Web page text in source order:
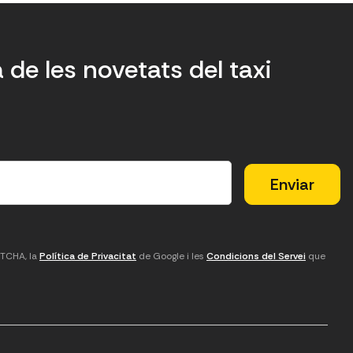
de les novetats del taxi
laPolítica de Privacitat de Google i les Condicions del Servei que